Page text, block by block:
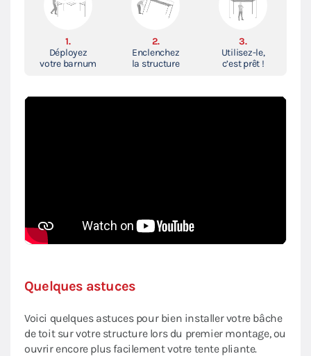
1.
Déployez
votre barnum
2.
Enclenchez
la structure
3.
Utilisez-le,
c’est prêt !
Quelques astuces
Voici quelques astuces pour bien installer votre bâche
de toit sur votre structure lors du premier montage, ou
ouvrir encore plus facilement votre tente pliante.